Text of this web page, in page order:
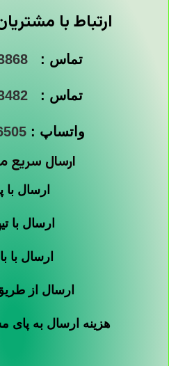
ارتباط با
تماس :
تماس :
واتساپ :
ارسال سریع
ارسال
ارسال با
ارسال با
ارسال از
هزینه ارسال به پای